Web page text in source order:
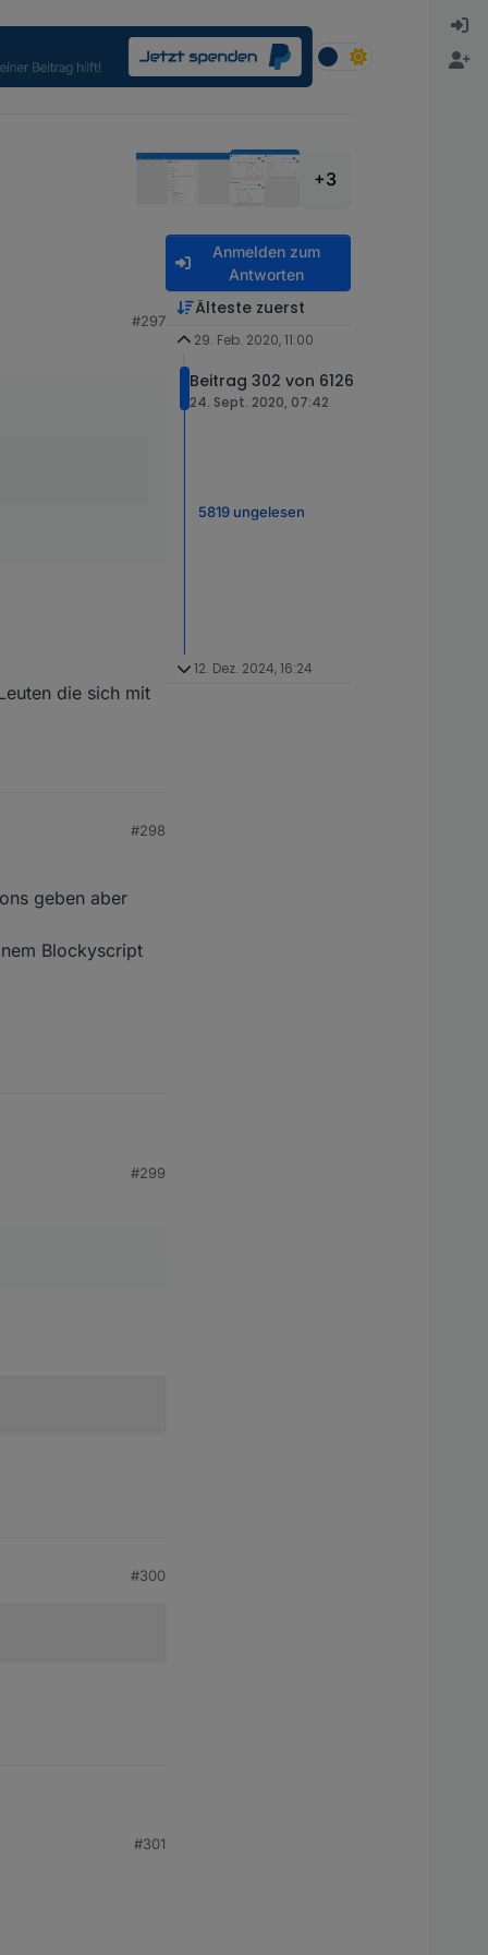
+3
#297
die sich mit
#298
geben aber
Blockyscript
#299
#300
#301
Anmelden zum
Antworten
Älteste zuerst
29. Feb. 2020, 11:00
Beitrag 302 von 6126
24. Sept. 2020, 07:42
5819 ungelesen
12. Dez. 2024, 16:24